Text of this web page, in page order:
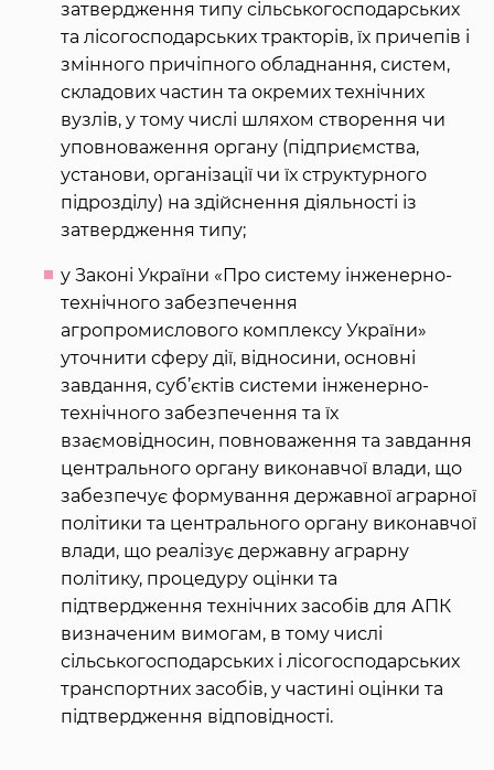
затвердження типу сільськогосподарських
та лісогосподарських тракторів, їх причепів і
змінного причіпного обладнання, систем,
складових частин та окремих технічних
вузлів, у тому числі шляхом створення чи
уповноваження органу (підприємства,
установи, організації чи їх структурного
підрозділу) на здійснення діяльності із
затвердження типу;
у Законі України «Про систему інженерно-
технічного забезпечення
агропромислового комплексу України»
уточнити сферу дії, відносини, основні
завдання, суб’єктів системи інженерно-
технічного забезпечення та їх
взаємовідносин, повноваження та завдання
центрального органу виконавчої влади, що
забезпечує формування державної аграрної
політики та центрального органу виконавчої
влади, що реалізує державну аграрну
політику, процедуру оцінки та
підтвердження технічних засобів для АПК
визначеним вимогам, в тому числі
сільськогосподарських і лісогосподарських
транспортних засобів, у частині оцінки та
підтвердження відповідності.